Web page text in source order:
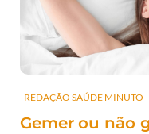
REDAÇÃO SAÚDE MINUTO
Gemer ou não